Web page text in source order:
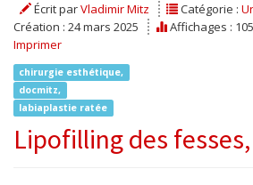
Écrit parVladimir Mitz Catégorie :
Création : 24 mars 2025
Affichages :
Imprimer
chirurgie esthétique,
docmitz,
labiaplastie ratée
Lipofilling des